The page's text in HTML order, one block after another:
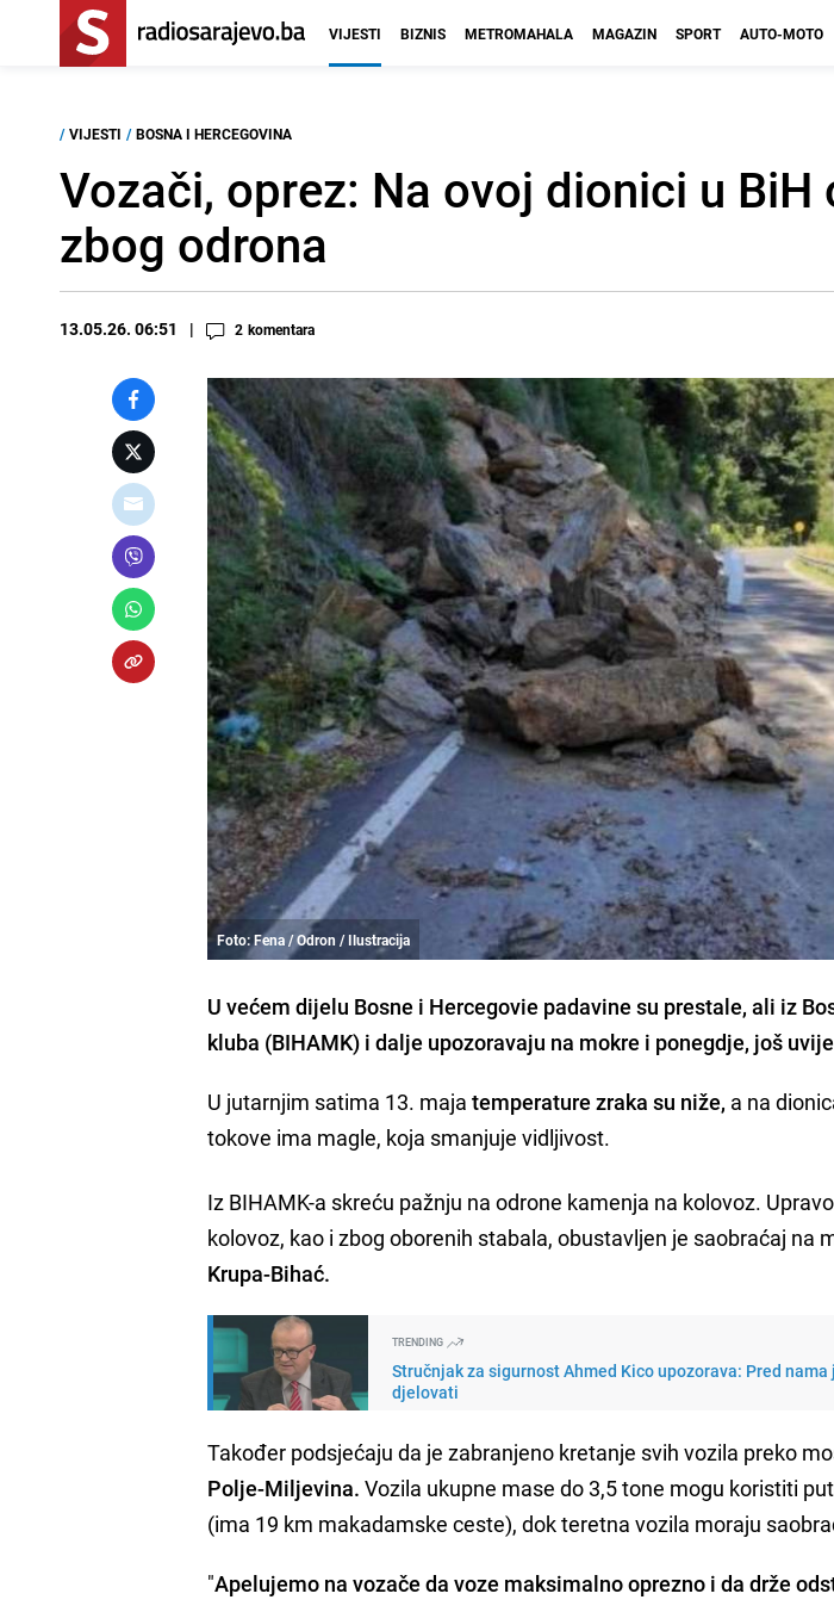
VIJESTI BIZNIS METROMAHALA MAGAZIN SPORT AUTO-MOTO
/ VIJESTI / BOSNA I HERCEGOVINA
Vozači, oprez: Na ovoj dionici u
zbog odrona
13.05.26. 06:51 2 komentara
Foto: Fena / Odron / Ilustracija
U većem dijelu Bosne i Hercegovie padavine su prestale, ali iz
kluba (BIHAMK) i dalje upozoravaju na mokre i ponegdje, još
U jutarnjim satima 13. maja temperature zraka su niže, a na
tokove ima magle, koja smanjuje vidljivost.
Iz BIHAMK-a skreću pažnju na odrone kamenja na kolovoz.
kolovoz, kao i zbog oborenih stabala, obustavljen je saobraćaj na
Krupa-Bihać.
TRENDING
Stručnjak za sigurnost Ahmed Kico upozorava: Pred
djelovati
Također podsjećaju da je zabranjeno kretanje svih vozila preko
Polje-Miljevina. Vozila ukupne mase do 3,5 tone mogu koristiti
(ima 19 km makadamske ceste), dok teretna vozila moraju
"Apelujemo na vozače da voze maksimalno oprezno i da drže